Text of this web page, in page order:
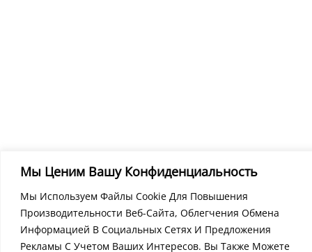
Мы Ценим Вашу Конфиденциальность
Мы Используем Файлы Cookie Для Повышения
Производительности Веб-Сайта, Облегчения Обмена
Информацией В Социальных Сетях И Предложения
Рекламы С Учетом Ваших Интересов. Вы Также Можете